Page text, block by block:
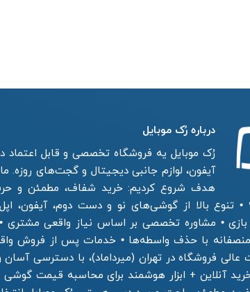
درباره رُک‌ موبایل
رُک موبایل یه فروشگاه تخصصی و قابل اعتماد
آیفون، لوازم جانبی دیجیتال و گجت‌های روزه.
هدف شروع کردیم: خرید شفاف، مطمئن و
• تنوع بالا از گوشی‌های نو و دست دوم، آیفون،
• مشاوره تخصصی بر اساس نیاز واقعی مشتری
با حذف واسطه‌ها • خدمات پس از فروش
عالی فروشگاه در تهران (میرداماد)، با دسترسی
آنلاین + ابزار هوشمند برای محاسبه قیمت